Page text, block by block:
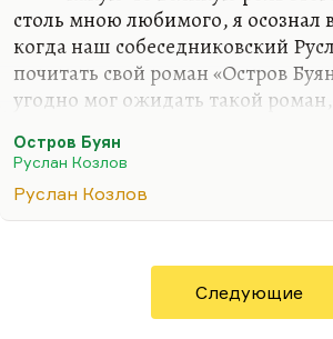
столь мною любимого, я осознал
когда наш собеседниковский
почитать свой роман «Остров
угодно мог ожидать такой
редактировал «Смену»
первой публикации о «Митьках»,
как течение. Он был автором
принципами». Когда все замерли,
произошел поворот в
взял и написал очень резкую и
Остров Буян
Руслан Козлов
Руслан Козлов
Следующие